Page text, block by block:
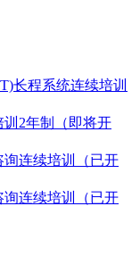
长程系统连续培训
训2年制（即将开
询连续培训（已开
询连续培训（已开